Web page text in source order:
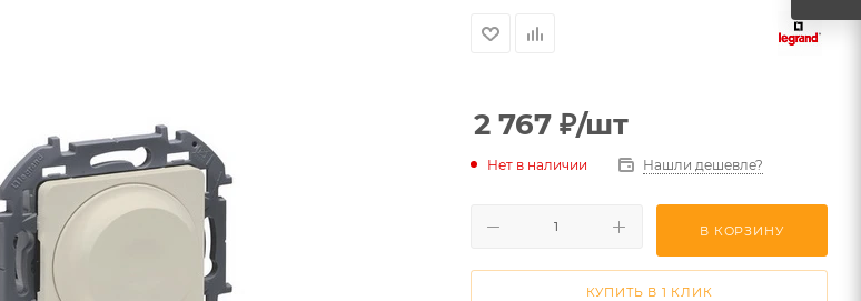
2 767 ₽/шт
Нет в наличии Нашли дешевле?
В КОРЗИНУ
КУПИТЬ В 1 КЛИК